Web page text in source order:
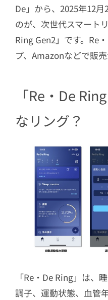
De」から、2025年12
のが、次世代スマート
Ring Gen2」です。Re
プ、Amazonなどで販
「Re・De
なリング？
「Re・De Ring」は、
調子、運動状態、血管